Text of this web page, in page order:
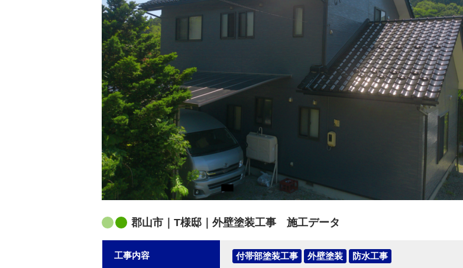
郡山市｜T様邸｜外壁塗装工事 施工データ
工事内容 付帯部塗装工事 外壁塗装 防水工事